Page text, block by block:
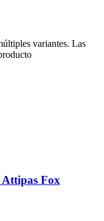
variantes. Las
Attipas Fox